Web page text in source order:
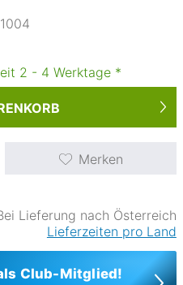
2 - 4 Werktage *
Merken
Lieferung nach Österreich
Lieferzeiten pro Land
Club-Mitglied!